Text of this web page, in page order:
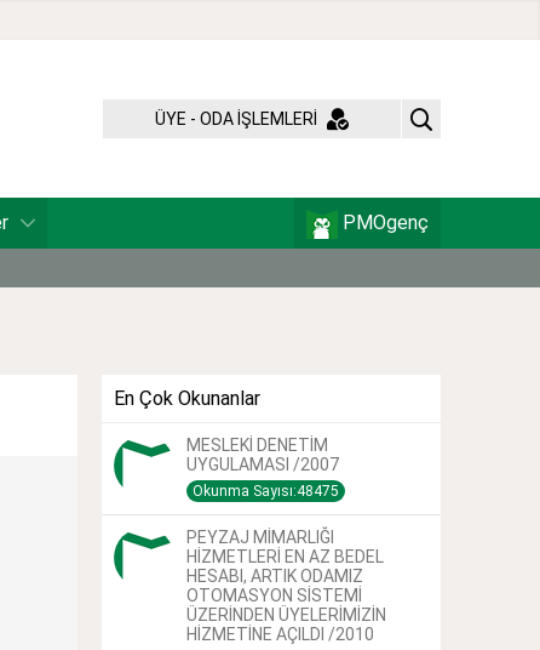
ÜYE - ODA İŞLEMLERİ
PMOgenç
En Çok Okunanlar
MESLEKİ DENETİM
UYGULAMASI /2007
Okunma Sayısı:48475
PEYZAJ MİMARLIĞI
HİZMETLERİ EN AZ BEDEL
HESABI, ARTIK ODAMIZ
OTOMASYON SİSTEMİ
ÜZERİNDEN ÜYELERİMİZİN
HİZMETİNE AÇILDI /2010